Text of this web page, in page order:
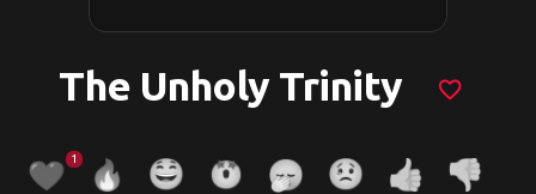
The Unholy Trinity favorite_border
1